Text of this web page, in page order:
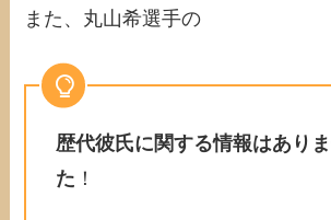
また、丸山希選手の
歴代彼氏に関する情報はあり
た ！